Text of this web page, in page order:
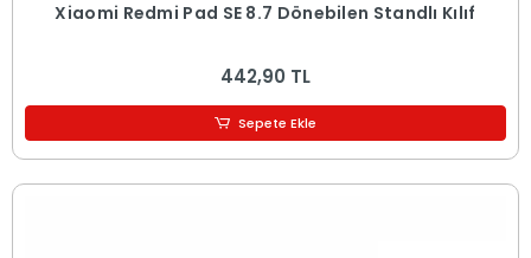
Xiaomi Redmi Pad SE 8.7 Dönebilen Standlı Kılıf
442,90 TL
Sepete Ekle